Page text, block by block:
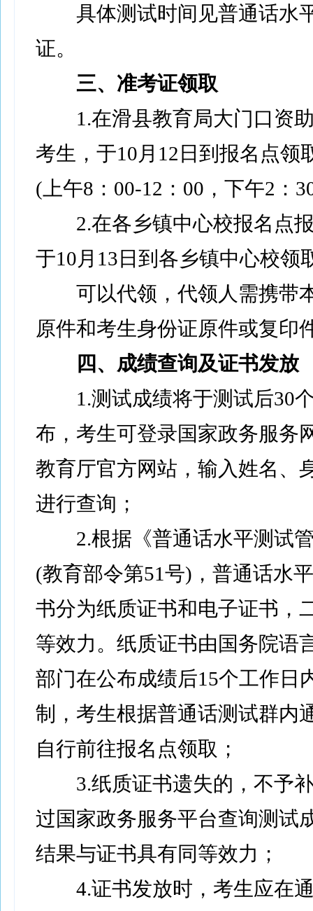
具体测试时间见普通话水
证。
三、 准考证领取
1.在滑县教育局大门口资助
考生，于10月12日到报名点领
(上午8：00-12：00，下午2：
2.在各乡镇中心校报名点报
于10月13日到各乡镇中心校领
可以代领，代领人需携带
原件和考生身份证原件或复印
四、成绩查询及证书发放
1.测试成绩将于测试后30
布，考生可登录国家政务服务
教育厅官方网站，输入姓名、
进行查询；
2.根据《普通话水平测试
(教育部令第51号)，普通话水
书分为纸质证书和电子证书，
等效力。纸质证书由国务院语
部门在公布成绩后15个工作日
制，考生根据普通话测试群内
自行前往报名点领取；
3.纸质证书遗失的，不予补
过国家政务服务平台查询测试
结果与证书具有同等效力；
4.证书发放时，考生应在通